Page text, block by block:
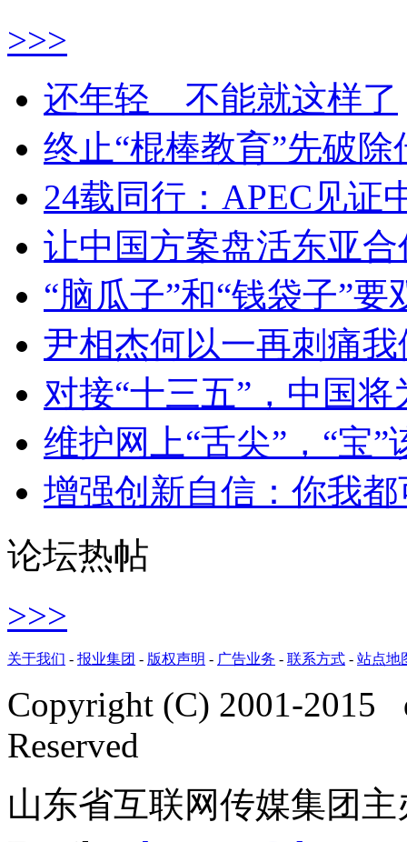
>>>
还年轻 不能就这样了
终止“棍棒教育”先破
24载同行：APEC见证
让中国方案盘活东亚合
“脑瓜子”和“钱袋子”要
尹相杰何以一再刺痛
对接“十三五”，中国
维护网上“舌尖”，“宝”
增强创新自信：你我都
论坛热帖
>>>
关于我们 - 报业集团 - 版权声明 - 广告业务 - 联系方式 - 站点地
Copyright (C) 2001-2015
Reserved
山东省互联网传媒集团主